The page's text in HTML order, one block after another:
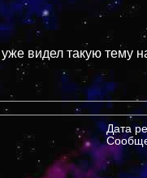
видел такую тему
Дата